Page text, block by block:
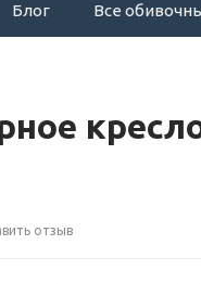
Блог Все
отзыв